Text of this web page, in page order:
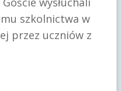
szkolnictwa w
przez uczniów z